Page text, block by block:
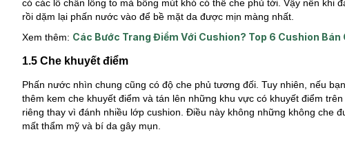
có các lỗ chân lông to mà bông mút khó có thể che phủ tới. Vậy nên khi
rồi dặm lại phấn nước vào để bề mặt da được mịn màng nhất.
Xem thêm: Các Bước Trang Điểm Với Cushion? Top 6 Cushion Bán
1.5 Che khuyết điểm
Phấn nước nhìn chung cũng có độ che phủ tương đối. Tuy nhiên, nếu
thêm kem che khuyết điểm và tán lên những khu vực có khuyết điểm
riêng thay vì đánh nhiều lớp cushion. Điều này không những không che
mất thẩm mỹ và bí da gây mụn.